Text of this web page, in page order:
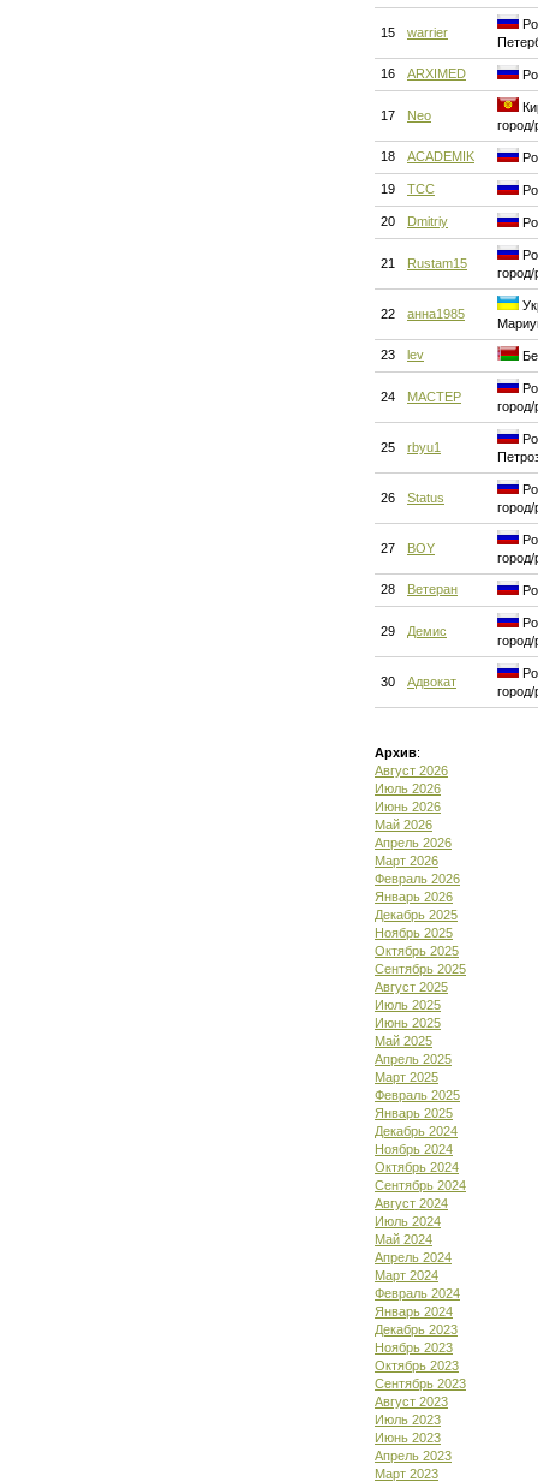
15 warrier
16 ARXIMED
17 Neo
город/
18 ACADEMIK
19 ТСС
20 Dmitriy
21 Rustam15
город/
22 анна1985
23 lev
24 MACTEP
город/
25 rbyu1
26 Status
город/
27 BOY
город/
28 Ветеран
29 Демис
город/
30 Адвокат
город/
Архив:
Август 2026
Июль 2026
Июнь 2026
Май 2026
Апрель 2026
Март 2026
Февраль 2026
Январь 2026
Декабрь 2025
Ноябрь 2025
Октябрь 2025
Сентябрь 2025
Август 2025
Июль 2025
Июнь 2025
Май 2025
Апрель 2025
Март 2025
Февраль 2025
Январь 2025
Декабрь 2024
Ноябрь 2024
Октябрь 2024
Сентябрь 2024
Август 2024
Июль 2024
Май 2024
Апрель 2024
Март 2024
Февраль 2024
Январь 2024
Декабрь 2023
Ноябрь 2023
Октябрь 2023
Сентябрь 2023
Август 2023
Июль 2023
Июнь 2023
Апрель 2023
Март 2023